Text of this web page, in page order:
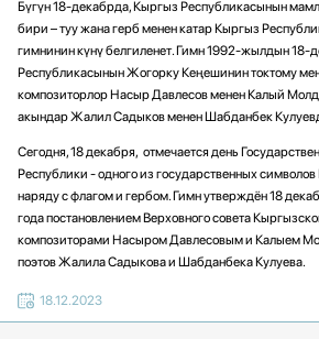
Бүгүн 18-декабрда, Кыргыз Республикасынын
бири – туу жана герб менен катар Кыргыз
гимнинин күнү белгиленет. Гимн 1992-жылдын 18-
Республикасынын Жогорку Кеңешинин токтому
композиторлор Насыр Давлесов менен Калый
акындар Жалил Садыков менен Шабданбек
Сегодня, 18 декабря, отмечается день
Республики -одного из государственных символов
наряду сфлагоми гербом. Гимн утверждён18
годапостановлением Верховного совета
композиторами Насыром Давлесовыми Калыем
поэтовЖалила Садыковаи Шабданбека Кулуева.
18.12.2023